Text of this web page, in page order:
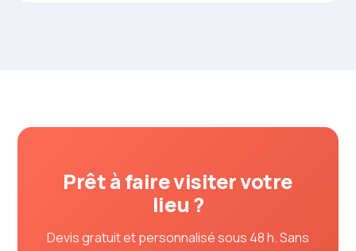
Prêt à faire visiter votre
lieu ?
Devis gratuit et personnalisé sous 48 h. Sans